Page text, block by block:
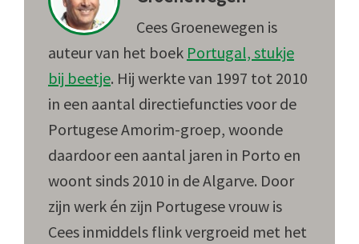
Cees Groenewegen is
auteur van het boek Portugal, stukje
bij beetje. Hij werkte van 1997 tot 2010
in een aantal directiefuncties voor de
Portugese Amorim-groep, woonde
daardoor een aantal jaren in Porto en
woont sinds 2010 in de Algarve. Door
zijn werk én zijn Portugese vrouw is
Cees inmiddels flink vergroeid met het